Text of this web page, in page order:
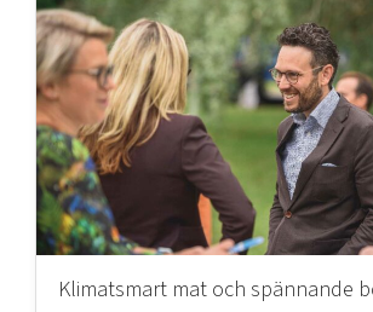
Klimatsmart mat och spännande